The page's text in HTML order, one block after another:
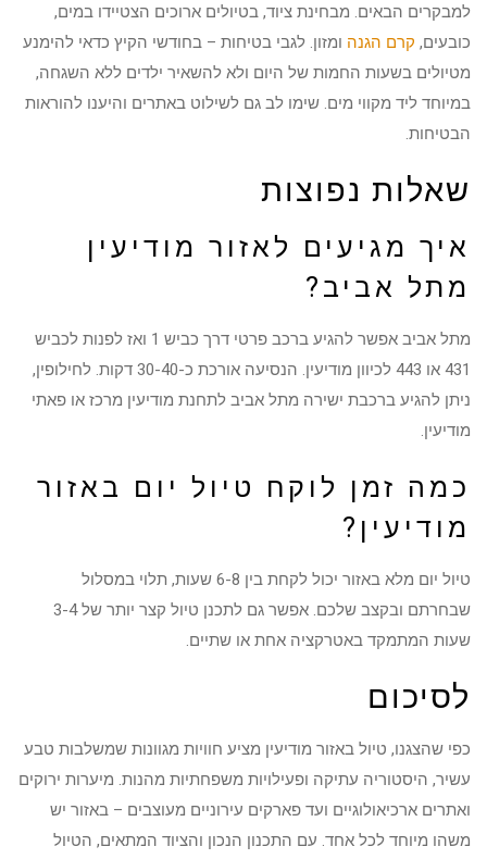
למבקרים הבאים. מבחינת ציוד, בטיולים ארוכים הצטיידו במים,
כובעים,קרם הגנהומזון. לגבי בטיחות – בחודשי הקיץ כדאי להימנע
מטיולים בשעות החמות של היום ולא להשאיר ילדים ללא השגחה,
במיוחד ליד מקווי מים. שימו לב גם לשילוט באתרים והיענו להוראות
הבטיחות.
שאלות נפוצות
איך מגיעים לאזור מודיעין
מתל אביב?
מתל אביב אפשר להגיע ברכב פרטי דרך כביש 1 ואז לפנות לכביש
431 או 443 לכיוון מודיעין. הנסיעה אורכת כ-30-40 דקות. לחילופין,
ניתן להגיע ברכבת ישירה מתל אביב לתחנת מודיעין מרכז או פאתי
מודיעין.
כמה זמן לוקח טיול יום באזור
מודיעין?
טיול יום מלא באזור יכול לקחת בין 6-8 שעות, תלוי במסלול
שבחרתם ובקצב שלכם. אפשר גם לתכנן טיול קצר יותר של 3-4
שעות המתמקד באטרקציה אחת או שתיים.
לסיכום
כפי שהצגנו, טיול באזור מודיעין מציע חוויות מגוונות שמשלבות טבע
עשיר, היסטוריה עתיקה ופעילויות משפחתיות מהנות. מיערות ירוקים
ואתרים ארכיאולוגיים ועד פארקים עירוניים מעוצבים – באזור יש
משהו מיוחד לכל אחד. עם התכנון הנכון והציוד המתאים, הטיול